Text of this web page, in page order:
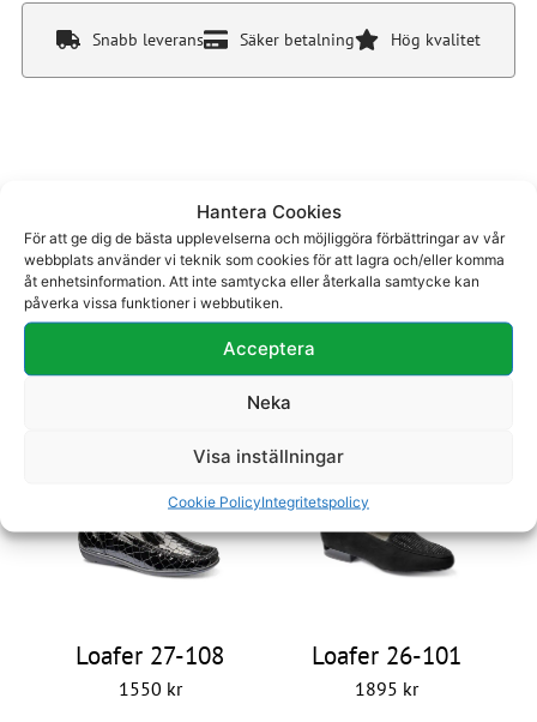
Hantera Cookies
För att ge dig de bästa upplevelserna och möjliggöra förbättringar av vår
webbplats använder vi teknik som cookies för att lagra och/eller komma
åt enhetsinformation. Att inte samtycka eller återkalla samtycke kan
påverka vissa funktioner i webbutiken.
Acceptera
Neka
Visa inställningar
Cookie PolicyIntegritetspolicy
Snabb leverans Säker betalning Hög kvalitet
Du kanske även gillar
Loafer 26-101
1895 kr
Loafer 27-108
1550 kr